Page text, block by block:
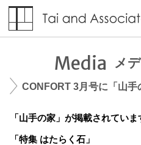
Media メ
CONFORT 3月号に「山
「山手の家」が掲載されていま
「特集 はたらく石」